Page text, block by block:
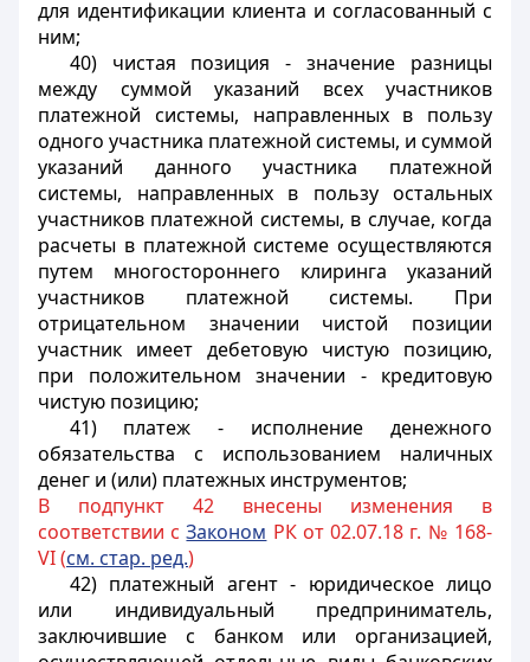
для идентификации клиента и согласованный с
ним;
40) чистая позиция - значение разницы
между суммой указаний всех участников
платежной системы, направленных в пользу
одного участника платежной системы, и суммой
указаний данного участника платежной
системы, направленных в пользу остальных
участников платежной системы, в случае, когда
расчеты в платежной системе осуществляются
путем многостороннего клиринга указаний
участников платежной системы. При
отрицательном значении чистой позиции
участник имеет дебетовую чистую позицию,
при положительном значении - кредитовую
чистую позицию;
41) платеж - исполнение денежного
обязательства с использованием наличных
денег и (или) платежных инструментов;
В подпункт 42 внесены изменения в
соответствии сЗаконом РК от 02.07.18 г. № 168-
VI (см. стар. ред.)
42) платежный агент - юридическое лицо
или индивидуальный предприниматель,
заключившие с банком или организацией,